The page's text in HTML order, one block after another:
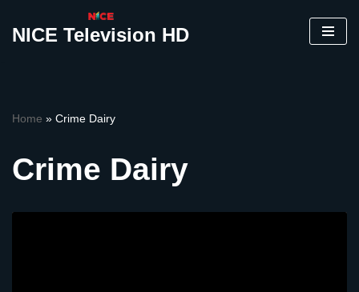
Skip
NICE Television HD
Home » Crime Dairy
Crime Dairy